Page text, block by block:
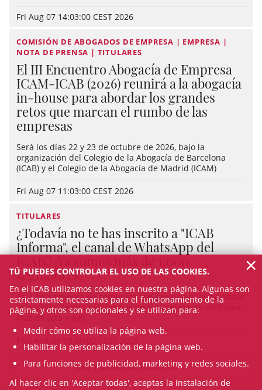
Fri Aug 07 14:03:00 CEST 2026
COMISIÓN DE ABOGADOS DE EMPRESA | EMPRESA |
NOTA DE PRENSA | TITULARES
El III Encuentro Abogacía de Empresa
ICAM-ICAB (2026) reunirá a la abogacía
in-house para abordar los grandes
retos que marcan el rumbo de las
empresas
Será los días 22 y 23 de octubre de 2026, bajo la
organización del Colegio de la Abogacía de Barcelona
(ICAB) y el Colegio de la Abogacía de Madrid (ICAM)
Fri Aug 07 11:03:00 CEST 2026
TITULARES
¿Todavía no te has inscrito a "ICAB
Informa", el canal de WhatsApp del
seguidores!
Esta herramienta de comunicación permite a las personas
colegiadas recibir la información más relevante de forma
más directa y ágil.
VER TODAS LAS NOTICIAS
TÚ PUEDES CONTROLAR EL USO DE LAS COOKIES.
En el ICAB utilizamos cookies en nuestra página. Algunas son
estrictamente necesarias para el funcionamiento de la
página, y otros son opcionales y se utilizan para:
Medir cómo se utiliza la página web.
Habilitar la personalización de la página web.
Para funciones de publicidad, marketing y redes sociales.
Al hacer clic en 'Aceptar todas', aceptas la instalación de
×